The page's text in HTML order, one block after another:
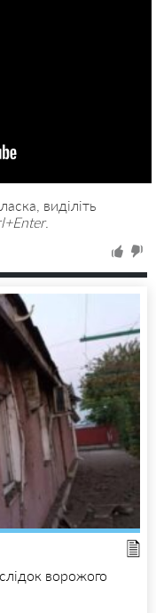
виділіть
.
ворожого